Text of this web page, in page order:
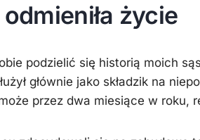
życie
podzielić się historią moich
głównie jako składzik na
przez dwa miesiące w roku,